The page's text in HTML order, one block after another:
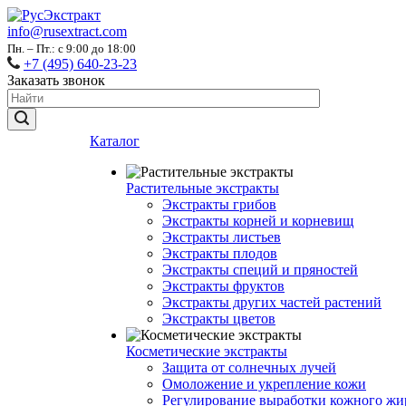
info@rusextract.com
Пн. – Пт.: с 9:00 до 18:00
+7 (495) 640-23-23
Заказать звонок
Каталог
Растительные экстракты
Экстракты грибов
Экстракты корней и корневищ
Экстракты листьев
Экстракты плодов
Экстракты специй и пряностей
Экстракты фруктов
Экстракты других частей растений
Экстракты цветов
Косметические экстракты
Защита от солнечных лучей
Омоложение и укрепление кожи
Регулирование выработки кожного